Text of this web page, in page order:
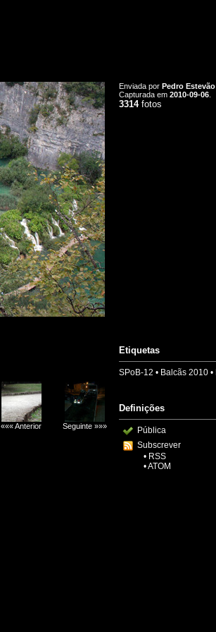
««« Anterior Seguinte »»»
Enviada por Pedro Estevão
Capturada em 2010-09-06
3314fotos
Etiquetas
SPoB-12 • Balcãs 2010 •
Definições
Pública
Subscrever
• RSS
•ATOM